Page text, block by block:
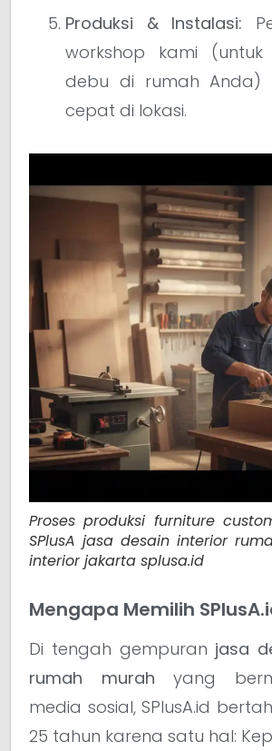
Produksi & Instalasi:
workshop kami (untuk
debu di rumah Anda)
cepat di lokasi.
Proses produksi furniture
SPlusA jasa desain interior
interior jakarta splusa.id
Mengapa Memilih
Di tengah gempuran jasa
rumah murah yang
media sosial, SPlusA.id
25 tahun karena satu hal: